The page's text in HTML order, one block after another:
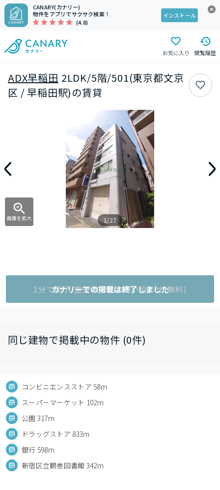
CANARY(カナリー)
物件をアプリでサクサク検索！
(4.8)
インストール
お気に入り 閲覧履歴
ADX早稲田 2LDK/5階/501(東京都文京
区 / 早稲田駅)の賃貸
画像を拡大 1/27
1分で完了!空室状況をお問い合わせ(無料)
カナリーでの掲載は終了しました
同じ建物で掲載中の物件 (0件)
コンビニエンスストア 58m
スーパーマーケット 102m
公園 317m
ドラッグストア 833m
銀行 598m
新宿区立鶴巻図書館 342m